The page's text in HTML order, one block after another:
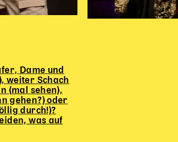
Dame und
weiter Schach
(mal sehen),
gehen?) oder
durch!)?
was auf